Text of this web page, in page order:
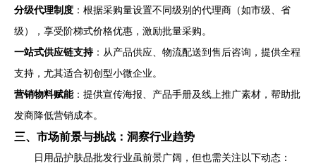
分级代理制度 ：根据采购量设置不同级别的代理商（如市级、省
级），享受阶梯式价格优惠，激励批量采购。
一站式供应链支持：从产品供应、物流配送到售后咨询，提供全程
支持，尤其适合初创型小微企业。
营销物料赋能：提供宣传海报、产品手册及线上推广素材，帮助批
发商降低营销成本。
三、市场前景与挑战：洞察行业趋势
日用品护肤品批发行业虽前景广阔，但也需关注以下动态：